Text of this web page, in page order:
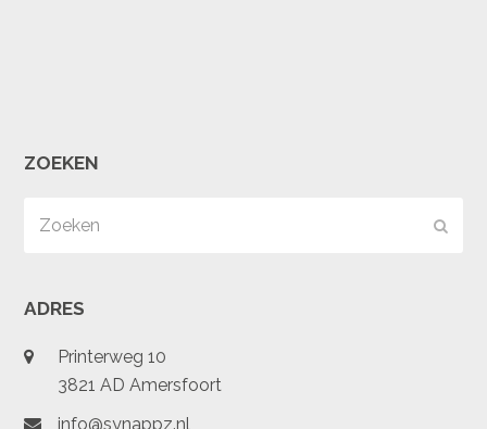
ZOEKEN
ADRES
Printerweg 10
3821 AD Amersfoort
info@synappz.nl